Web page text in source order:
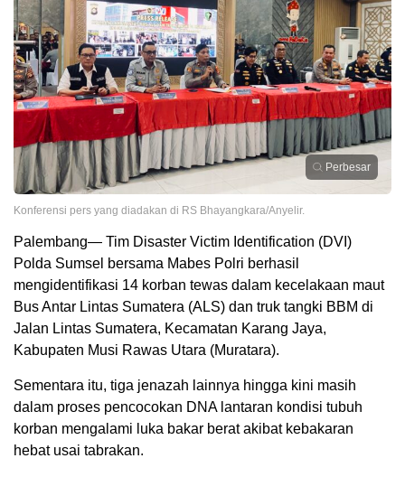
Perbesar
Konferensi pers yang diadakan di RS Bhayangkara/Anyelir.
Palembang— Tim Disaster Victim Identification (DVI)
Polda Sumsel bersama Mabes Polri berhasil
mengidentifikasi 14 korban tewas dalam kecelakaan maut
Bus Antar Lintas Sumatera (ALS) dan truk tangki BBM di
Jalan Lintas Sumatera, Kecamatan Karang Jaya,
Kabupaten Musi Rawas Utara (Muratara).
Sementara itu, tiga jenazah lainnya hingga kini masih
dalam proses pencocokan DNA lantaran kondisi tubuh
korban mengalami luka bakar berat akibat kebakaran
hebat usai tabrakan.